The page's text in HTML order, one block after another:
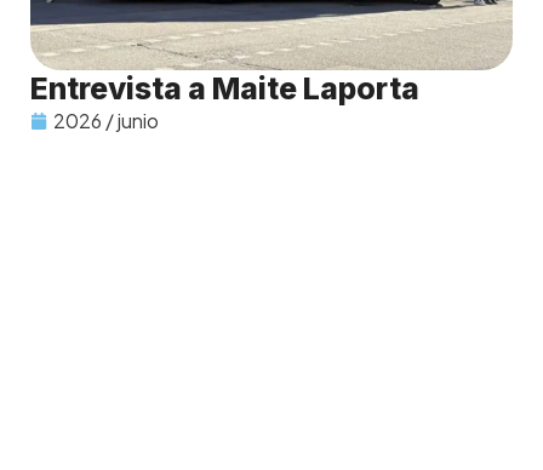
Entrevista a Maite Laporta
2026 / junio